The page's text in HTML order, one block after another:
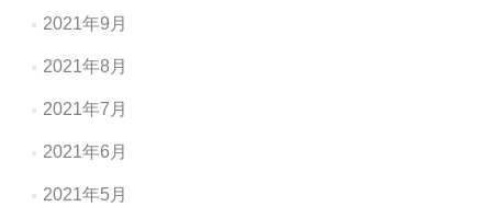
2021年9月
2021年8月
2021年7月
2021年6月
2021年5月